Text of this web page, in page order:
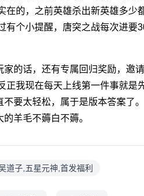
在的，之前英雄杀出新英雄多
有个小提醒，唐突之战每次进
家的话，还有专属回归奖励，邀
正我现在每天上线第一件事就
不要太轻松，属于是版本答案了
羊毛不薅白不薅。
道子,五星元神,首发福利